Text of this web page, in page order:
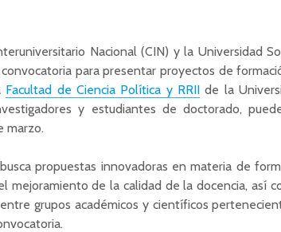
Nacional (CIN) y la Universidad
para presentar proyectos de
Facultad de Ciencia Política y RRII de la
y estudiantes de doctorado,
marzo.
propuestas innovadoras en materia de
mejoramiento de la calidad de la docencia, así
grupos académicos y científicos